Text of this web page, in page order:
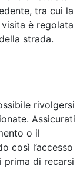
tra cui la
è regolata
strada.
rivolgersi
Assicurati
o il
così l’accesso
prima di recarsi